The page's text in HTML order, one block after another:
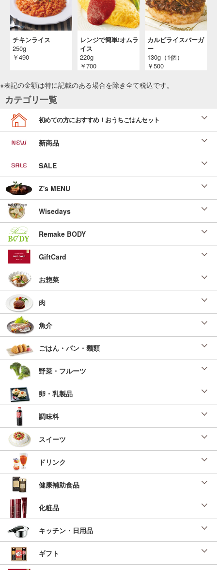
チキンライス
250g
￥490
レンジで簡単!オムラ
イス
220g
￥700
カルビライスバーガ
ー
130g（1個）
￥500
※表記の金額は特に記載のある場合を除き全て税込です。
カテゴリ一覧
初めての方におすすめ！おうちごはんセット
新商品
SALE
Z's MENU
Wisedays
Remake BODY
GiftCard
お惣菜
肉
魚介
ごはん・パン・麺類
野菜・フルーツ
卵・乳製品
調味料
スイーツ
ドリンク
健康補助食品
化粧品
キッチン・日用品
ギフト